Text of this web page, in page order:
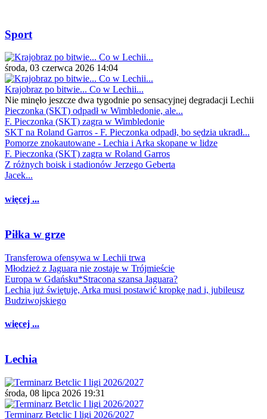
Sport
środa, 03 czerwca 2026 14:04
Krajobraz po bitwie... Co w Lechii...
Nie minęło jeszcze dwa tygodnie po sensacyjnej degradacji Lechii
Pieczonka (SKT) odpadł w Wimbledonie, ale...
F. Pieczonka (SKT) zagra w Wimbledonie
SKT na Roland Garros - F. Pieczonka odpadł, bo sędzia ukradł...
Pomorze znokautowane - Lechia i Arka skopane w lidze
F. Pieczonka (SKT) zagra w Roland Garros
Z różnych boisk i stadionów Jerzego Geberta
Jacek...
więcej ...
Piłka w grze
Transferowa ofensywa w Lechii trwa
Młodzież z Jaguara nie zostaje w Trójmieście
Europa w Gdańsku*Stracona szansa Jaguara?
Lechia już świętuje, Arka musi postawić kropkę nad i, jubileusz
Budziwojskiego
więcej ...
Lechia
środa, 08 lipca 2026 19:31
Terminarz Betclic I ligi 2026/2027